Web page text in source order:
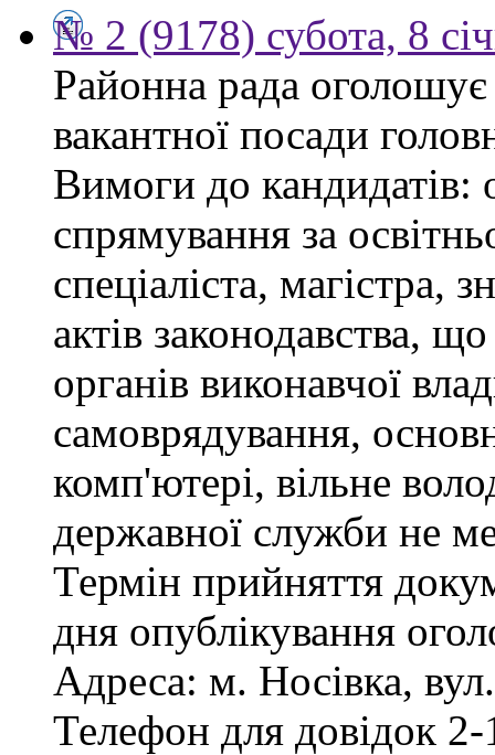
№ 2 (9178) субота, 8
Районна рада
вакантної посади
Вимоги до кандидатів:
спрямування за
спеціаліста, магістра,
актів законодавства,
органів виконавчої
самоврядування,
комп'ютері, вільне
державної служби не
Термін прийняття
дня опублікування
Адреса: м. Носівка,
Телефон для довідок